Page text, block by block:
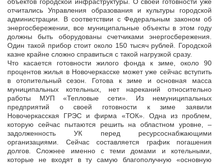
объектов городской инфраструктуры. О своей готовности уже
отчитались Управления образования и культуры городской
администрации. В соответствии с Федеральным законом об
энергосбережении, все муниципальные объекты в этом году
должны быть оборудованы счетчиками энергосбережения.
Один такой прибор стоит около 150 тысяч рублей. Городской
казне крайне сложно справиться с такой нагрузкой сразу.
Что касается готовности жилого фонда к зиме, около 90
процентов жилья в Новочеркасске может уже сейчас вступить
в отопительный сезон. Готова к зиме и основная масса
муниципальных котельных, нет нареканий относительно
работы МУП «Тепловые сети». Из немуниципальных
предприятий о своей готовности к зиме заявили
Новочеркасская ГРЭС и фирма «ТОК». Одна из проблем,
которую сейчас пытаются решить на областном уровне, –
задолженность УК перед ресурсоснабжающими
организациями. Сейчас составляется график погашения
долгов. Сложнее именно с теми домами и котельными,
которые не входят в ту самую благополучную «основную